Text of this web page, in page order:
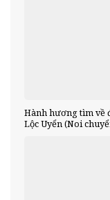
Hành hương tìm về
Lộc Uyển (Noi